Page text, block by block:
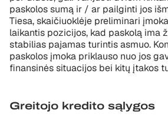
paskolos sumą ir / ar pailginti jos
Tiesa, skaičiuoklėje preliminari
laikantis pozicijos, kad paskolą ima
stabilias pajamas turintis asmuo.
paskolos įmoka priklauso nuo jos
finansinės situacijos bei kitų įtakos
Greitojo kredito sąlygos